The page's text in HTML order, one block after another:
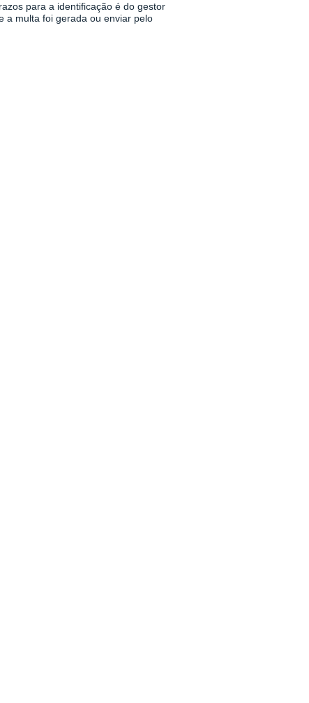
para a identificação é do gestor
a multa foi gerada ou enviar pelo